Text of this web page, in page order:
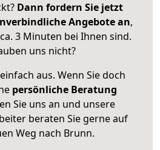
Dann fordern Sie jetzt
Angebote an,
3 Minuten bei Ihnen sind.
uns nicht?
aus. Wenn Sie doch
persönliche Beratung
Sie uns an und unsere
beraten Sie gerne auf
Weg nach Brunn.